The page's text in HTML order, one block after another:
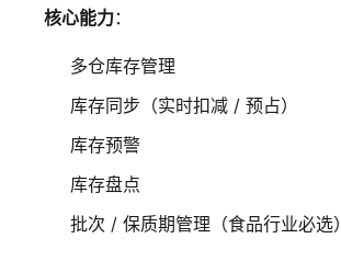
核心能力：
多仓库存管理
库存同步（实时扣减 / 预占）
库存预警
库存盘点
批次 / 保质期管理（食品行业必选）